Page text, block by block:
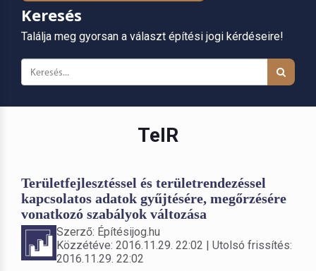
Keresés
Találja meg gyorsan a választ építési jogi kérdéseire!
TeIR
Területfejlesztéssel és területrendezéssel
kapcsolatos adatok gyűjtésére, megőrzésére
vonatkozó szabályok változása
Szerző: Építésijog.hu
Közzétéve: 2016.11.29. 22:02 | Utolsó frissítés:
2016.11.29. 22:02